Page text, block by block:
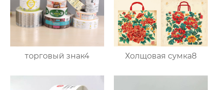
торговый знак4 Холщовая сумка8